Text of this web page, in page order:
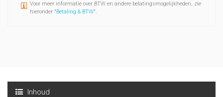
Voor meer informatie over BTW en andere belatingsmogelijkheden, zie
hieronder "Betaling & BTW".
Inhoud